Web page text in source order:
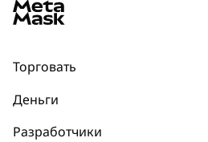
Торговать
Деньги
Разработчики